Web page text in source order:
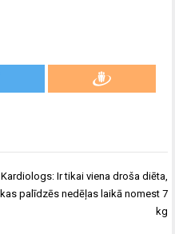
Kardiologs: Ir tikai viena droša diēta,
kas palīdzēs nedēļas laikā nomest 7
kg